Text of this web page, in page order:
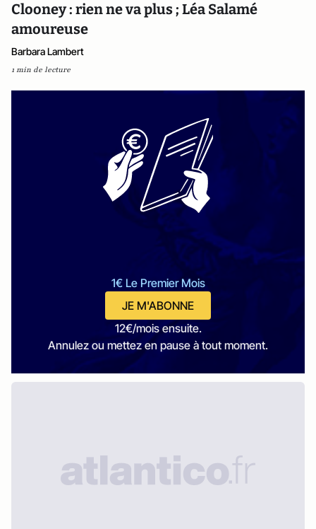
Clooney : rien ne va plus ; Léa Salamé
amoureuse
Barbara Lambert
1 min de lecture
1€ Le Premier Mois
JE M'ABONNE
12€/mois ensuite.
Annulez ou mettez en pause à tout moment.